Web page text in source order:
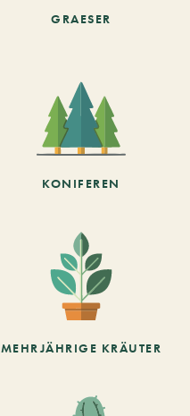
GRAESER
KONIFEREN
MEHRJÄHRIGE KRÄUTER